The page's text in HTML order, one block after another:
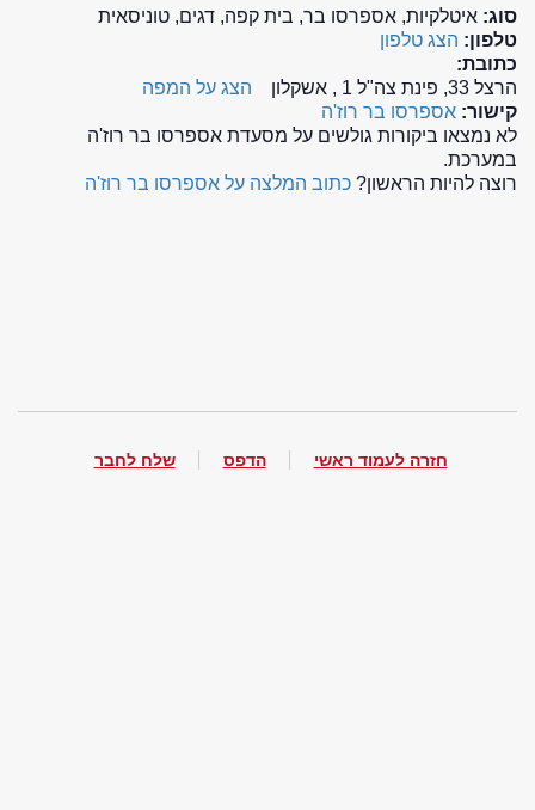
סוג: איטלקיות, אספרסו בר, בית קפה, דגים, טוניסאית
טלפון: הצג טלפון
כתובת:
הרצל 33, פינת צה"ל 1 , אשקלון
הצג על המפה
קישור: אספרסו בר רוז'ה
לא נמצאו ביקורות גולשים על מסעדת אספרסו בר רוז'ה
במערכת.
רוצה להיות הראשון? כתוב המלצה על אספרסו בר רוז'ה
חזרה לעמוד ראשי הדפס שלח לחבר